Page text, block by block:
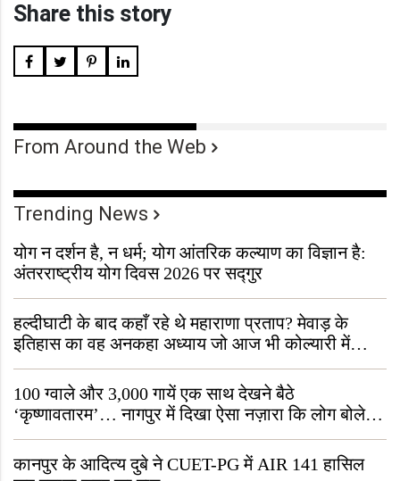
Share this story
From Around the Web
Trending News
योग न दर्शन है, न धर्म; योग आंतरिक कल्याण का विज्ञान है:
अंतरराष्ट्रीय योग दिवस 2026 पर सद्गुर
हल्दीघाटी के बाद कहाँ रहे थे महाराणा प्रताप? मेवाड़ के
इतिहास का वह अनकहा अध्याय जो आज भी कोल्यारी में
जीवित है
100 ग्वाले और 3,000 गायें एक साथ देखने बैठे
‘कृष्णावतारम’… नागपुर में दिखा ऐसा नज़ारा कि लोग बोले,
“ऐसा तो सिर्फ़ कृष्ण ही कर सकते हैं”
कानपुर के आदित्य दुबे ने CUET-PG में AIR 141 हासिल